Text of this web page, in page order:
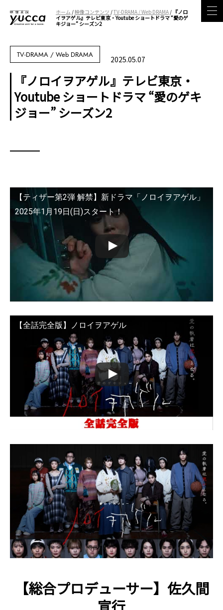
ホーム /映像コンテンツ /TV-DRAMA / Web DRAMA / 『ノロ
イヲアゲル』テレビ東京・Youtube ショートドラマ “愛のゲ
キジョー” シーズン2
TV-DRAMA / Web DRAMA 2025.05.07
『ノロイヲアゲル』テレビ東京・
Youtube ショートドラマ “愛のゲキ
ジョー” シーズン2
【ティザー第2弾 解禁】新ドラマ「ノロイヲアゲル」
2025年1月19日(日)スタート！
【全話完全版】ノロイヲアゲル
【総合プロデューサー】佐久間